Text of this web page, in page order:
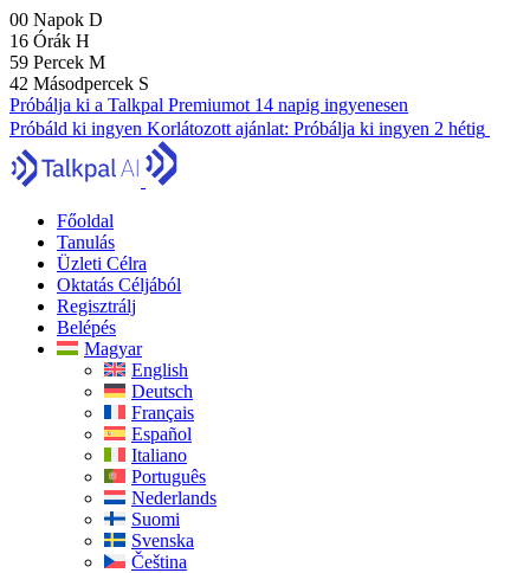
00 Napok D
16 Órák H
59 Percek M
41 Másodpercek S
Próbálja ki a Talkpal Premiumot 14 napig ingyenesen
Próbáld ki ingyen Korlátozott ajánlat: Próbálja ki ingyen 2 hétig
Főoldal
Tanulás
Üzleti Célra
Oktatás Céljából
Regisztrálj
Belépés
Magyar
English
Deutsch
Français
Español
Italiano
Português
Nederlands
Suomi
Svenska
Čeština